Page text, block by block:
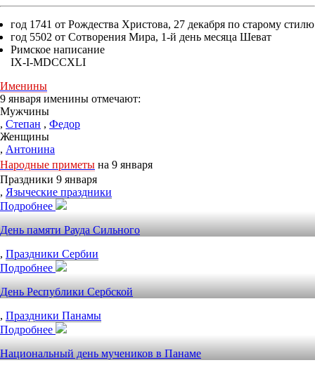
год 1741 от Рождества Христова, 27 декабря по старому стилю
год 5502 от Сотворения Мира, 1-й день месяца Шеват
Римское написание
IX-I-MDCCXLI
Именины
9 января именины отмечают:
Мужчины
, Степан , Федор
Женщины
, Антонина
Народные приметы на 9 января
Праздники 9 января
, Языческие праздники
Подробнее
День памяти Рауда Сильного
, Праздники Сербии
Подробнее
День Республики Сербской
, Праздники Панамы
Подробнее
Национальный день мучеников в Панаме